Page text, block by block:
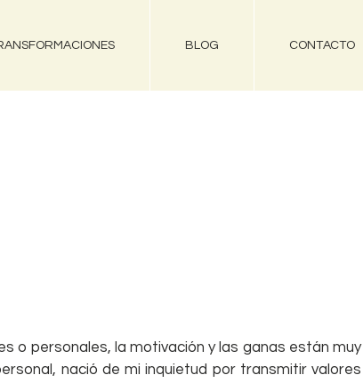
BLOG CONTACTO
o personales, la motivación y las ganas están muy
nació de mi inquietud por transmitir valores